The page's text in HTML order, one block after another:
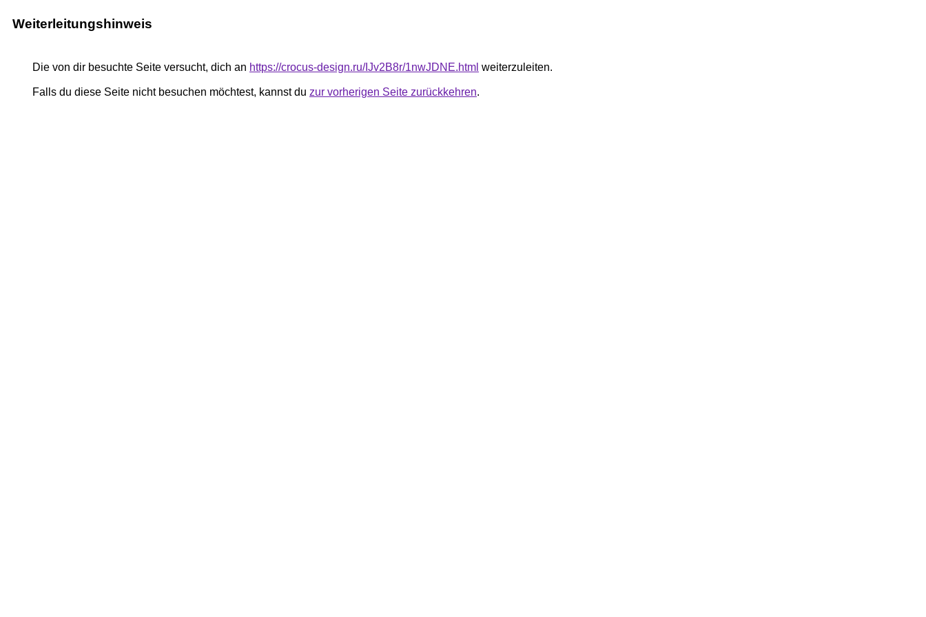
Weiterleitungshinweis
Die von dir besuchte Seite versucht, dich an https://crocus-design.ru/IJv2B8r/1nwJDNE.html weiterzuleiten.
Falls du diese Seite nicht besuchen möchtest, kannst du zur vorherigen Seite zurückkehren.